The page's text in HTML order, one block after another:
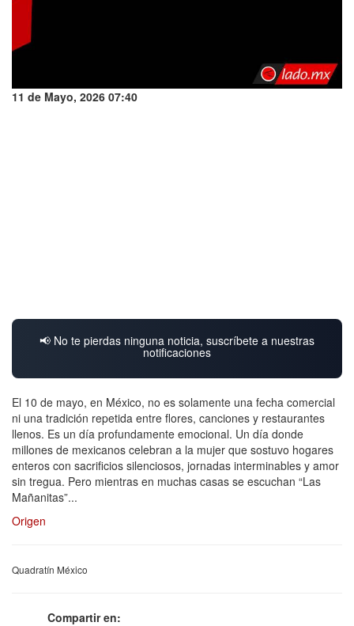
11 de Mayo, 2026 07:40
📢 No te pierdas ninguna noticia, suscríbete a nuestras
notificaciones
El 10 de mayo, en México, no es solamente una fecha comercial
ni una tradición repetida entre flores, canciones y restaurantes
llenos. Es un día profundamente emocional. Un día donde
millones de mexicanos celebran a la mujer que sostuvo hogares
enteros con sacrificios silenciosos, jornadas interminables y amor
sin tregua. Pero mientras en muchas casas se escuchan “Las
Mañanitas”...
Origen
Quadratín México
Compartir en: